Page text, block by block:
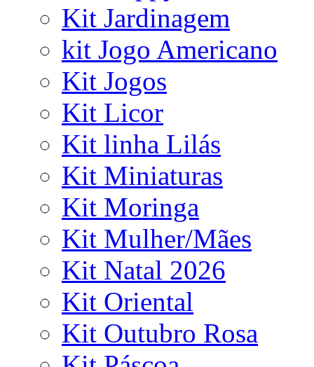
Kit Jardinagem
kit Jogo Americano
Kit Jogos
Kit Licor
Kit linha Lilás
Kit Miniaturas
Kit Moringa
Kit Mulher/Mães
Kit Natal 2026
Kit Oriental
Kit Outubro Rosa